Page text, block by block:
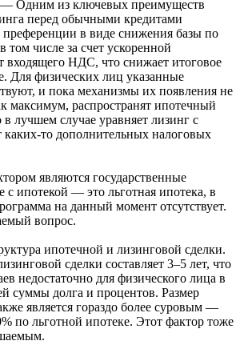
— Одним из ключевых преимуществ
перед обычными кредитами
преференции в виде снижения базы по
том числе за счет ускоренной
входящего НДС, что снижает итоговое
Для физических лиц указанные
и пока механизмы их появления не
максимум, распространят ипотечный
лучшем случае уравняет лизинг с
каких-то дополнительных налоговых
являются государственные
ипотекой — это льготная ипотека, в
на данный момент отсутствует.
вопрос.
ипотечной и лизинговой сделки.
сделки составляет 3–5 лет, что
недостаточно для физического лица в
суммы долга и процентов. Размер
является гораздо более суровым —
по льготной ипотеке. Этот фактор тоже